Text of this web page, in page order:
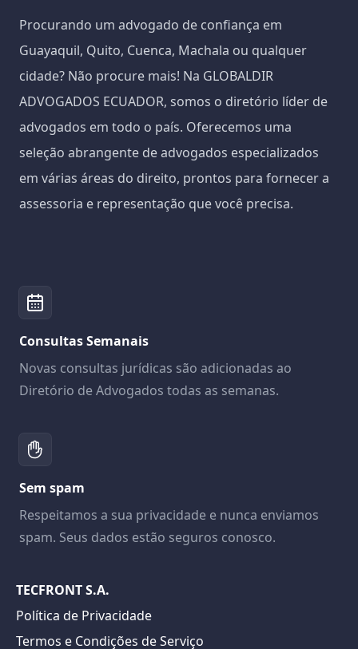
Procurando um advogado de confiança em
Guayaquil, Quito, Cuenca, Machala ou qualquer
cidade? Não procure mais! Na GLOBALDIR
ADVOGADOS ECUADOR, somos o diretório líder de
advogados em todo o país. Oferecemos uma
seleção abrangente de advogados especializados
em várias áreas do direito, prontos para fornecer a
assessoria e representação que você precisa.
Consultas Semanais
Novas consultas jurídicas são adicionadas ao
Diretório de Advogados todas as semanas.
Sem spam
Respeitamos a sua privacidade e nunca enviamos
spam. Seus dados estão seguros conosco.
TECFRONT S.A.
Política de Privacidade
Termos e Condições de Serviço